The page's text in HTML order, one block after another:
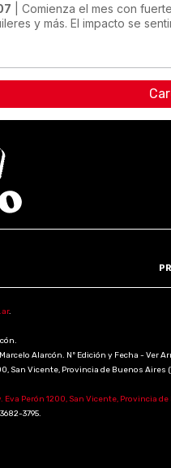
| Comienza el mes con
y más. El impacto se
.
Alarcón. Nº Edición y Fecha - Ver
San Vicente, Provincia de Buenos Aires
Eva Perón 1200, San Vicente, Provincia
3795.